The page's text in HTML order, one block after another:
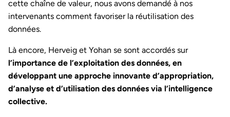
cette chaîne de valeur, nous avons demandé à nos
intervenants comment favoriser la réutilisation des
données.
Là encore, Herveig et Yohan se sont accordés sur
l’importance de l’exploitation des données, en
développant une approche innovante d’appropriation,
d’analyse et d’utilisation des données via l’intelligence
collective.